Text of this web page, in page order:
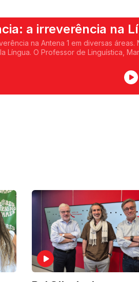
a irreverência na
na Antena 1 em diversas áreas.
Língua. O Professor de Linguística,